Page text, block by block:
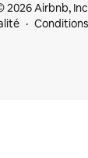
2026 Airbnb,